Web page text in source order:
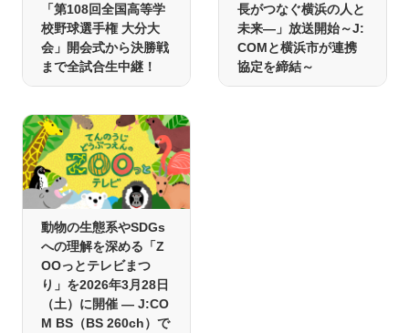
「第108回全国高等学
校野球選手権 大分大
会」開会式から決勝戦
まで全試合生中継！
長がつなぐ横浜の人と
未来―」放送開始～J:
COMと横浜市が連携
協定を締結～
動物の生態系やSDGs
への理解を深める「Z
OOっとテレビまつ
り」を2026年3月28日
（土）に開催 ― J:CO
M BS（BS 260ch）で